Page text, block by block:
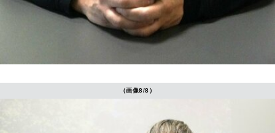
（画像8/8）